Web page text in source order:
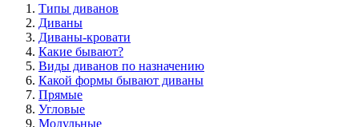
Типы диванов
Диваны
Диваны-кровати
Какие бывают?
Виды диванов по назначению
Какой формы бывают диваны
Прямые
Угловые
Модульные